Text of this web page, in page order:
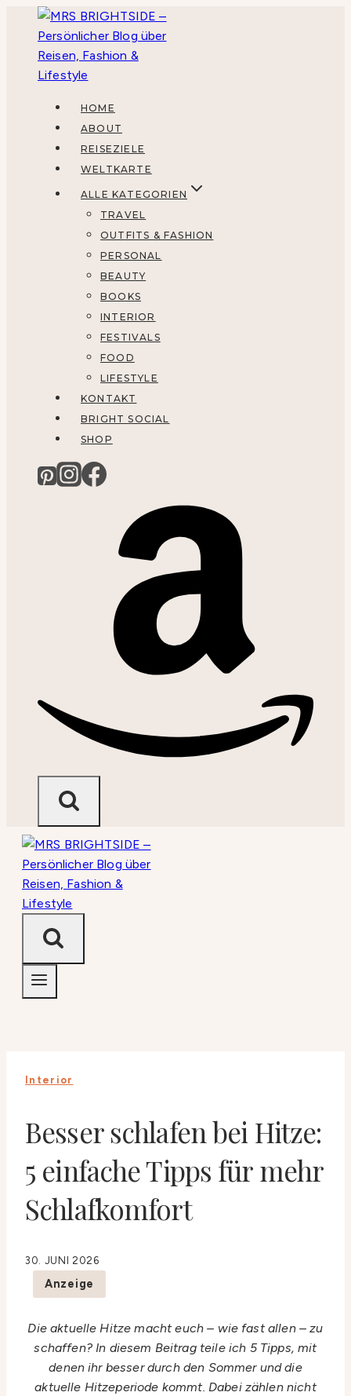
springen
HOME
ABOUT
REISEZIELE
WELTKARTE
ALLE KATEGORIEN
TRAVEL
OUTFITS & FASHION
PERSONAL
BEAUTY
BOOKS
INTERIOR
FESTIVALS
FOOD
LIFESTYLE
KONTAKT
BRIGHT SOCIAL
SHOP
Interior
Besser schlafen bei Hitze:
5 einfache Tipps für mehr
Schlafkomfort
30. JUNI 2026
Anzeige
Die aktuelle Hitze macht euch – wie fast allen – zu
schaffen? In diesem Beitrag teile ich 5 Tipps, mit
denen ihr besser durch den Sommer und die
aktuelle Hitzeperiode kommt. Dabei zählen nicht